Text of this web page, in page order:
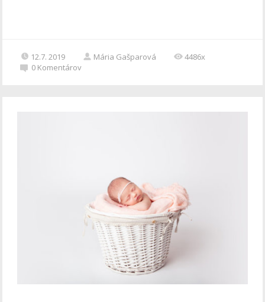
12.7. 2019 Mária Gašparová
4486x
0 Komentárov